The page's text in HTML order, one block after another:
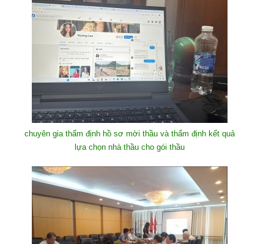
chuyên gia thẩm định hồ sơ mời thầu và thẩm định kết quả
lựa chọn nhà thầu cho gói thầu